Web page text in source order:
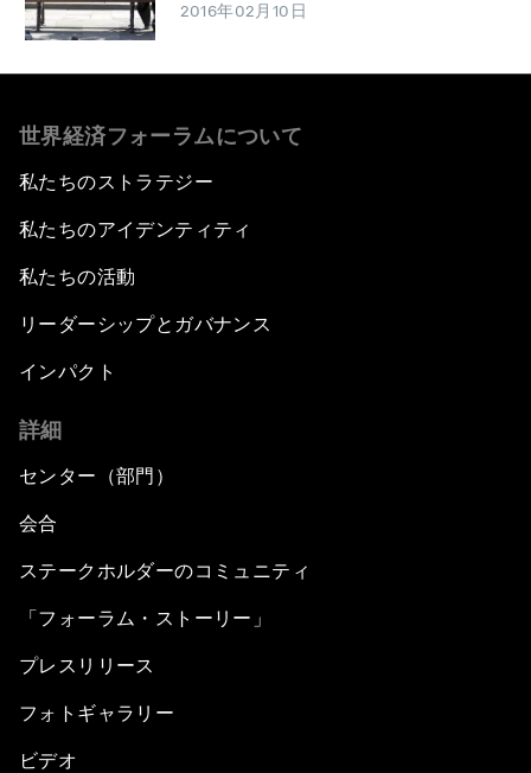
2016年02月10日
世界経済フォーラムについて
私たちのストラテジー
私たちのアイデンティティ
私たちの活動
リーダーシップとガバナンス
インパクト
詳細
センター（部門）
会合
ステークホルダーのコミュニティ
「フォーラム・ストーリー」
プレスリリース
フォトギャラリー
ビデオ